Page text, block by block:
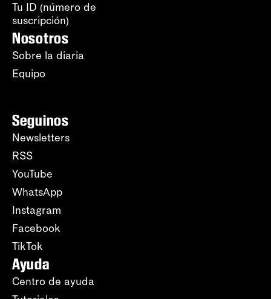
Tu ID (número de
suscripción)
Nosotros
Sobre la diaria
Equipo
Seguinos
Newsletters
RSS
YouTube
WhatsApp
Instagram
Facebook
TikTok
Ayuda
Centro de ayuda